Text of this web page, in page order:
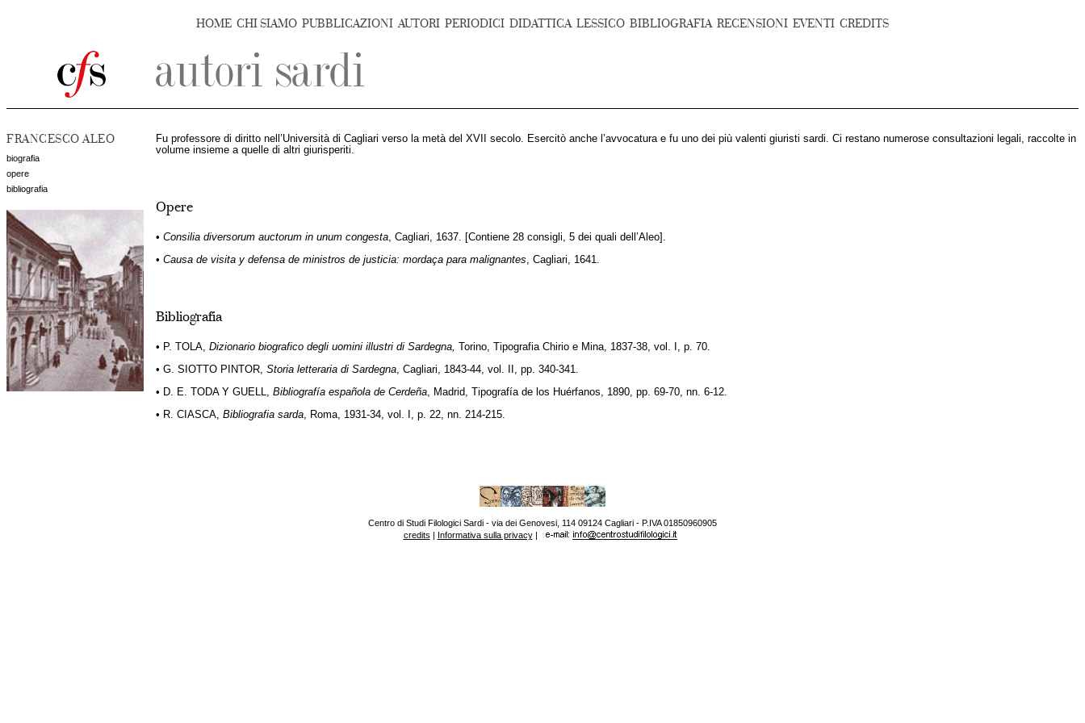
HOME CHI SIAMO PUBBLICAZIONI AUTORI PERIODICI DIDATTICA LESSICO BIBLIOGRAFIA RECENSIONI EVENTI CREDITS
FRANCESCO ALEO
biografia
opere
bibliografia
Fu professore di diritto nell’Università di Cagliari verso la metà del XVII secolo. Esercitò anche l’avvocatura e fu uno dei più valenti giuristi sardi. Ci restano numerose consultazioni legali, raccolte in
volume insieme a quelle di altri giurisperiti.
Opere
• Consilia diversorum auctorum in unum congesta, Cagliari, 1637. [Contiene 28 consigli, 5 dei quali dell’Aleo].
• Causa de visita y defensa de ministros de justicia: mordaça para malignantes, Cagliari, 1641.
Bibliografia
• P. TOLA, Dizionario biografico degli uomini illustri di Sardegna,
Torino, Tipografia Chirio e Mina, 1837-38, vol. I, p. 70.
• G. SIOTTO PINTOR, Storia letteraria di Sardegna, Cagliari, 1843-44, vol. II, pp. 340-341.
• D. E. TODA Y GUELL, Bibliografía española de Cerdeña, Madrid, Tipografía de los Huérfanos, 1890, pp. 69-70, nn. 6-12.
• R. CIASCA, Bibliografia sarda, Roma, 1931-34, vol. I, p. 22, nn. 214-215.
Centro di Studi Filologici Sardi - via dei Genovesi, 114 09124 Cagliari - P.IVA 01850960905
credits | Informativa sulla privacy|